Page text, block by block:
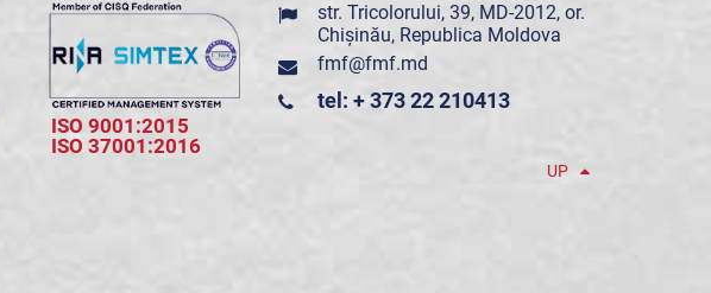
ISO 9001:2015
ISO 37001:2016
str. Tricolorului, 39, MD-2012, or.
Chișinău, Republica Moldova
fmf@fmf.md
tel: + 373 22 210413
UP